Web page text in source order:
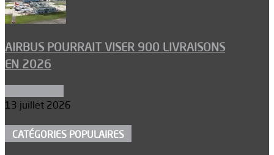
AIRBUS POURRAIT VISER 900 LIVRAISONS
EN 2026
13 juillet 2026
CATÉGORIES POPULAIRES